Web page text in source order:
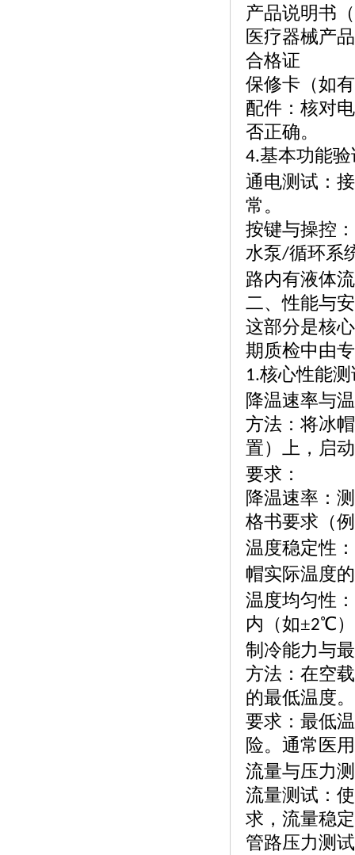
产品说明书
医疗器械产
合格证
保修卡（如
配件：核对
否正确。
4.基本功能验
通电测试：
常。
按键与操控
水泵/循环系
路内有液体
二、性能与
这部分是核
期质检中由
1.核心性能测
降温速率与
方法：将冰
置）上，启
要求：
降温速率：
格书要求（
温度稳定性
帽实际温度
温度均匀性
内（如±2℃）
制冷能力与
方法：在空
的最低温度。
要求：最低
险。通常医
流量与压力
流量测试：
求，流量稳
管路压力测